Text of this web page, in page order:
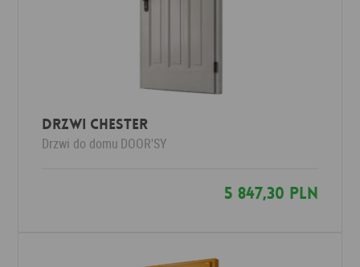
Drzwi CHESTER
Drzwi do domu DOOR'SY
5 847,30 PLN